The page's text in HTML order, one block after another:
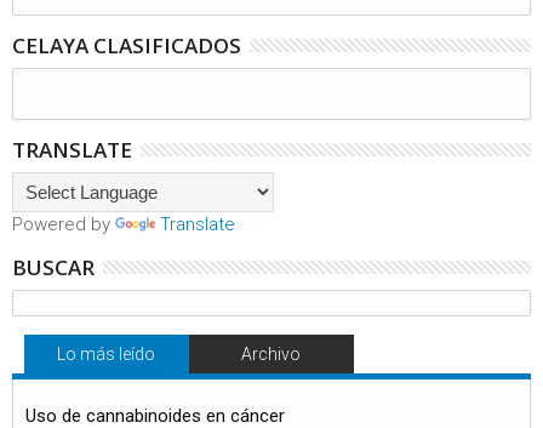
CELAYA CLASIFICADOS
TRANSLATE
Powered by Translate
BUSCAR
Lo más leído Archivo
Uso de cannabinoides en cáncer